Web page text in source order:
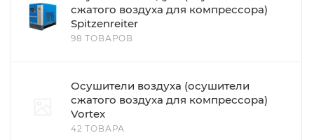
сжатого воздуха для компрессора)
Spitzenreiter
98 ТОВАРОВ
Осушители воздуха (осушители
сжатого воздуха для компрессора)
Vortex
42 ТОВАРА